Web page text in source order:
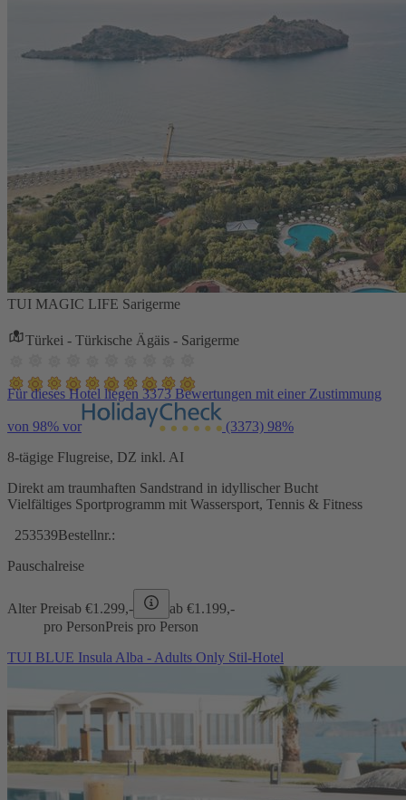
TUI MAGIC LIFE Sarigerme
Türkei - Türkische Ägäis - Sarigerme
Für dieses Hotel liegen 3373 Bewertungen mit einer Zustimmung
von 98% vor (3373) 98%
8-tägige Flugreise, DZ inkl. AI
Direkt am traumhaften Sandstrand in idyllischer Bucht
Vielfältiges Sportprogramm mit Wassersport, Tennis & Fitness
253539Bestellnr.:
Pauschalreise
Alter Preisab €1.299,- ab €1.199,-
pro PersonPreis pro Person
TUI BLUE Insula Alba - Adults Only Stil-Hotel